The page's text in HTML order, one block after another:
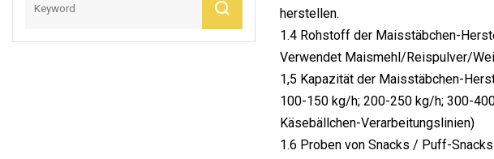
herstellen.
1.4 Rohstoff der Maisstäbchen-
Verwendet Maismehl/Reispulver/
1,5 Kapazität der Maisstäbchen-
100-150 kg/h; 200-250 kg/h; 300-
Käsebällchen-Verarbeitungslinien)
1.6 Proben von Snacks / Puff-